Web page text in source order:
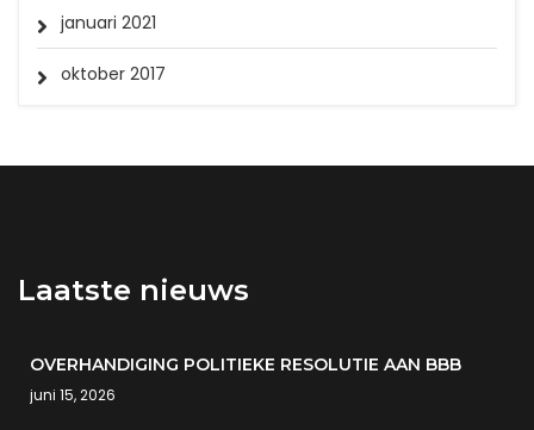
januari 2021
oktober 2017
Laatste nieuws
OVERHANDIGING POLITIEKE RESOLUTIE AAN BBB
juni 15, 2026